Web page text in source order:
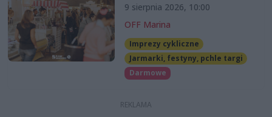
9 sierpnia 2026, 10:00
OFF Marina
Imprezy cykliczne
Jarmarki, festyny, pchle targi
Darmowe